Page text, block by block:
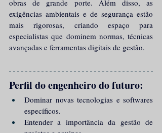
obras de grande porte. Além disso, as
exigências ambientais e de segurança estão
mais rigorosas, criando espaço para
especialistas que dominem normas, técnicas
avançadas e ferramentas digitais de gestão.
Perfil do engenheiro do futuro:
Dominar novas tecnologias e softwares
específicos.
Entender a importância da gestão de